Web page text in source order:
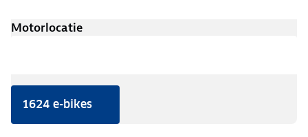
Motorlocatie
1624 e-bikes